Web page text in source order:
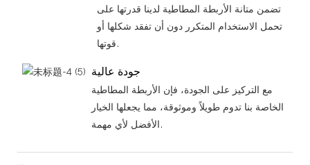
تضمن متانة الأربطة المطاطية لدينا قدرتها على
تحمل الاستخدام المتكرر دون أن تفقد شكلها أو
قوتها.
جودة عالية
مع التركيز على الجودة، فإن الأربطة المطاطية
الخاصة بنا تدوم طويلاً وموثوقة، مما يجعلها الخيار
الأفضل لأي مهمة.